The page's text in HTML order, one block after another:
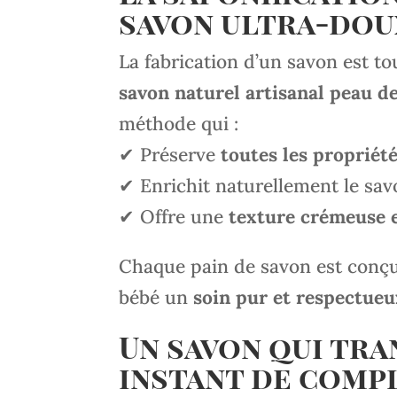
savon ultra-
La fabrication d’un savon est
savon naturel artisanal peau
méthode qui :
✔ Préservetoutes les
✔ Enrichit naturellement le
✔ Offre unetexture crémeuse
Chaque pain de savon est
bébé un soin pur et
Un savon qui
instant de